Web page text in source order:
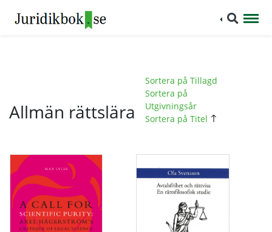
Allmän rättslära
Sortera på Tillagd
Sortera på
Utgivningsår
Sortera på Titel